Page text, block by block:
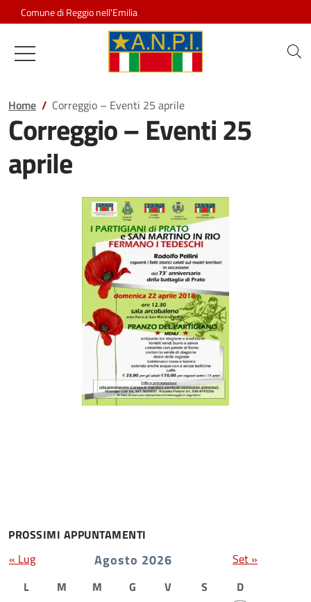
Salta al contenuto
Comune di Reggio nell'Emilia
Associazione Nazionale
Home Correggio – Eventi 25 aprile
Correggio – Eventi 25
aprile
PROSSIMI APPUNTAMENTI
Agosto 2026
L M M G V S D
« Lug Set »